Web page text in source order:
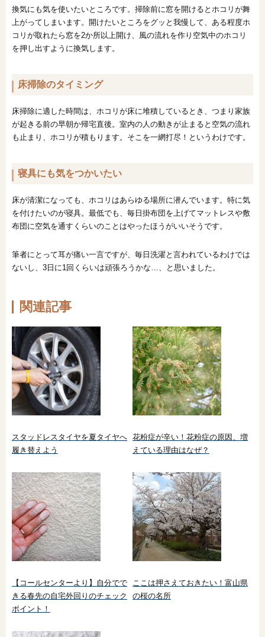
換気にも気を使いたいところです。掃除前に窓を開けるとホコリが舞
上がってしまいます。開けたいところをグッと我慢して、ある程度ホ
コリが取れたら窓を2か所以上開け、風の流れを作り空気中のホコリ
を押し出すように換気します。
床掃除のタイミング
床掃除に適した時間は、ホコリが床に堆積しているとき、つまり家族
が起きる前の早朝か帰宅直後。室内の人の動きが止まると空気の流れ
も止まり、ホコリが積もります。そこを一網打尽！というわけです。
寝具にも気をつかいたい
床が清潔になっても、ホコリはあらゆる場所に潜んでいます。特に気
を付けたいのが寝具。最低でも、毎日掛布団を上げてマットレスや敷
布団に空気を通すくらいのことはやったほうがいいそうです。
筆者にとって耳が痛い一言ですが、毎日洗濯と言われているわけでは
ないし、3日に1回くらいは頑張ろうかな…、と思いました。
関連記事
スタッドレスタイヤを夏タイヤへ
履き替えよう
花粉症が辛い！花粉症の原因、増
えている理由はなぜ？
【コールセンターより】自分でで
きる春先の自宅外回りのチェック
ポイント！
ここは押さえておきたい！富山県
の桜の名所